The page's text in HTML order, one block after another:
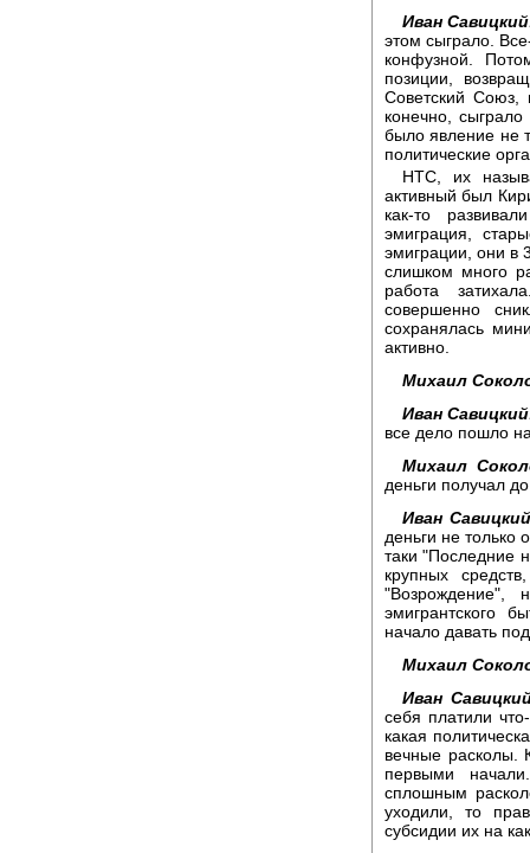
Иван
этом сыграло.
конфузной.
позиции,
Советский
конечно,
было явление не
политические
НТС, их
активный был
как-то
эмиграция,
эмиграции, они в
слишком много
работа
совершенно
сохранялась
активно.
Михаил
Иван
все дело пошло
Михаил
деньги получал
Иван
деньги не только
таки "Последние
крупных
"Возрождение",
эмигрантского
начало давать
Михаил
Иван
себя платили
какая
вечные расколы.
первыми
сплошным
уходили, то
субсидии их на